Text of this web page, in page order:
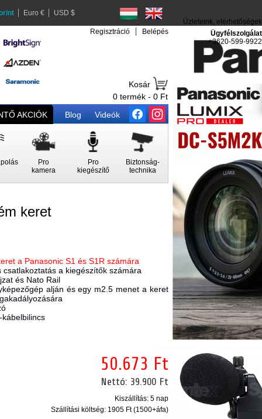
Euro € USD $
Regisztráció Belépés
Kosár
0 termék - 0 Ft
AKCIÓK Blog Videók
Pro
kamera
Pro
kiegészítő
Biztonság-
technika
Üzleteink, elérhetőségek
Ügyfélszolgálat
+3620-599-9922
keret
a Panasonic S1 és S1R számára
a kiegészítők számára
és Nato Rail
alján és egy m2.5 menet a keret
-kábelbilincs
50.673 Ft
Nettó: 39.900 Ft
Kiszállítás: 5 nap
Szállítási költség:1905 Ft (1500+áfa)